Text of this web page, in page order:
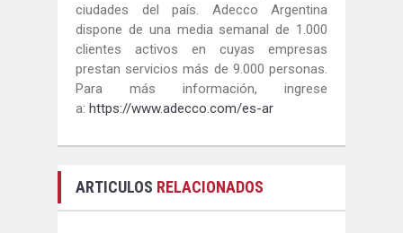
ciudades del país. Adecco Argentina
dispone de una media semanal de 1.000
clientes activos en cuyas empresas
prestan servicios más de 9.000 personas.
Para más información, ingrese
a: https://www.adecco.com/es-ar
ARTICULOS RELACIONADOS